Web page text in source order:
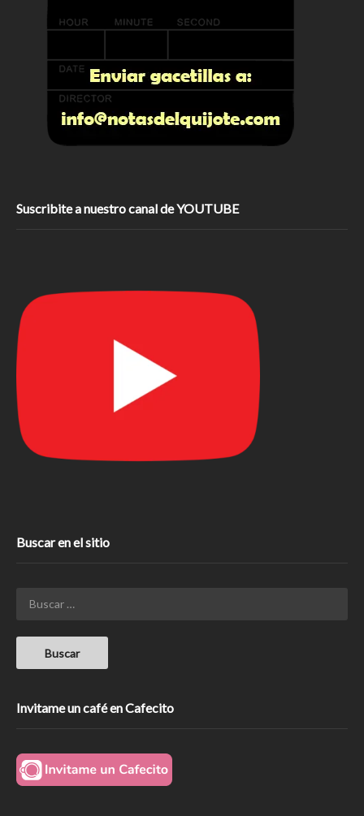
Suscribite a nuestro canal de YOUTUBE
Buscar en el sitio
Invitame un café en Cafecito